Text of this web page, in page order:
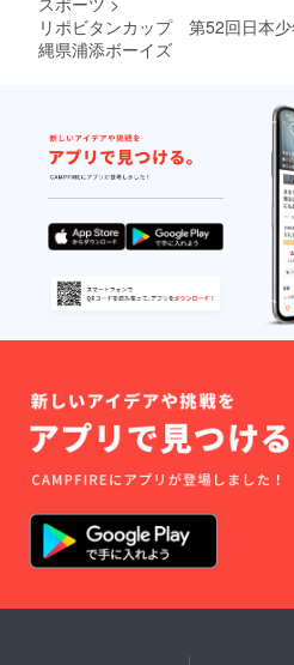
リポビタンカップ 第52回日本
縄県浦添ボーイズ